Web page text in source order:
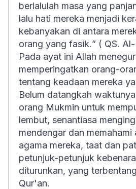
berlalulah masa yang
lalu hati mereka menjadi
kebanyakan di antara
orang yang fasik.” ( QS.
Pada ayat ini Allah
memperingatkan orang-
tentang keadaan mereka
Belum datangkah
orang Mukmin untuk
lembut, senantiasa
mendengar dan memahami
agama mereka, taat dan
petunjuk-petunjuk
diturunkan, yang
Qur'an.